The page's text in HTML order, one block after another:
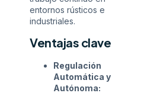
entornos rústicos e
industriales.
Ventajas clave
Regulación
Automática y
Autónoma: